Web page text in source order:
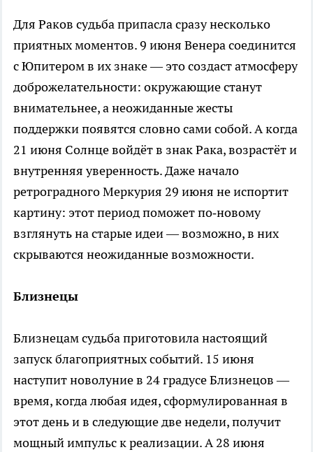
Для Раков судьба припасла сразу несколько
приятных моментов. 9 июня Венера соединится
с Юпитером в их знаке — это создаст атмосферу
доброжелательности: окружающие станут
внимательнее, а неожиданные жесты
поддержки появятся словно сами собой. А когда
21 июня Солнце войдёт в знак Рака, возрастёт и
внутренняя уверенность. Даже начало
ретроградного Меркурия 29 июня не испортит
картину: этот период поможет по‑новому
взглянуть на старые идеи — возможно, в них
скрываются неожиданные возможности.
Близнецы
Близнецам судьба приготовила настоящий
запуск благоприятных событий. 15 июня
наступит новолуние в 24 градусе Близнецов —
время, когда любая идея, сформулированная в
этот день и в следующие две недели, получит
мощный импульс к реализации. А 28 июня